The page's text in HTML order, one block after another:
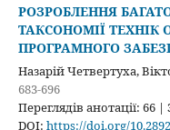
РОЗРОБЛЕННЯ
ТАКСОНОМІЇ ТЕХНІК
ПРОГРАМНОГО
Назарій Четвертуха,
683-696
Переглядів анотації: 66
DOI: https://doi.org/